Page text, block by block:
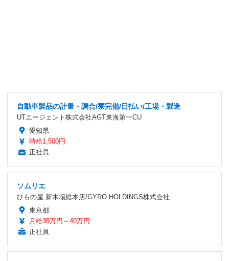
自動車製品の計量・調合/寮完備/日払い/工場・製造
UTエージェント株式会社AGT東海第一CU
愛知県
時給1,500円
正社員
ソムリエ
ひもの屋 新木場総本店/GYRO HOLDINGS株式会社
東京都
月給35万円～40万円
正社員